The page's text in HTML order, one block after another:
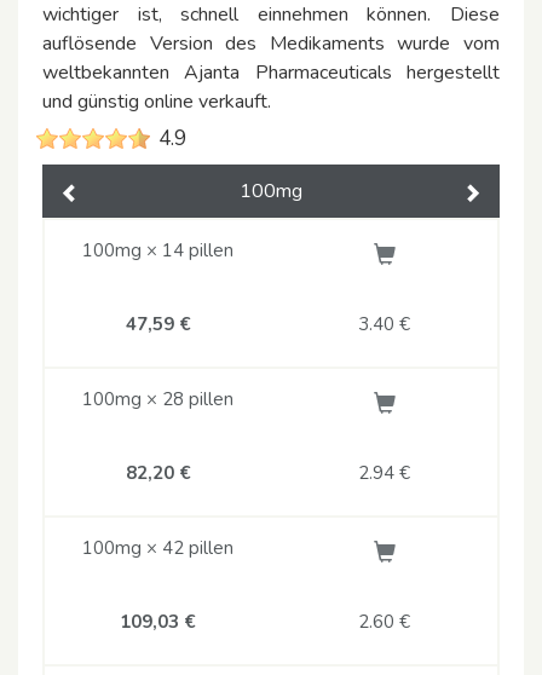
wichtiger ist, schnell einnehmen können. Diese
auflösende Version des Medikaments wurde vom
weltbekannten Ajanta Pharmaceuticals hergestellt
und günstig online verkauft.
4.9
100mg
100mg × 14 pillen
47,59 € 3.40 €
100mg × 28 pillen
82,20 € 2.94 €
100mg × 42 pillen
109,03 € 2.60 €